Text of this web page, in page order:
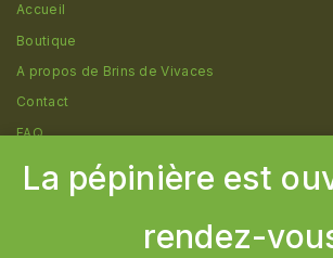
La pépinière est
rendez-
Accueil
Boutique
A propos de Brins de Vivaces
Contact
FAQ
© 2026 Pépinière Brins de Vivaces -